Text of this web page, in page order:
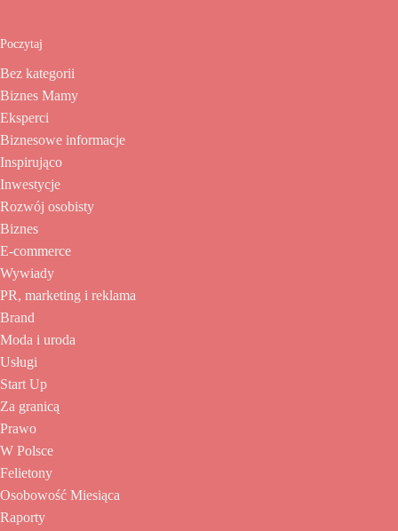
Poczytaj
Bez kategorii
Biznes Mamy
Eksperci
Biznesowe informacje
Inspirująco
Inwestycje
Rozwój osobisty
Biznes
E-commerce
Wywiady
PR, marketing i reklama
Brand
Moda i uroda
Usługi
Start Up
Za granicą
Prawo
W Polsce
Felietony
Osobowość Miesiąca
Raporty